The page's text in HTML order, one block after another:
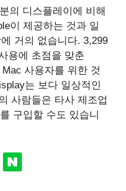
의 디스플레이에 비해
이 제공하는 것과 일
거의 없습니다. 3,299
용에 초점을 맞춘
사용자를 위한 것
는 보다 일상적인
사람들은 타사 제조업
구입할 수도 있습니